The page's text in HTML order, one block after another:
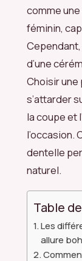
comme
féminin,
d’une
Choisir une
s’attarder
la coupe et
l’occasion.
dentelle
naturel.
Table
Les
allure